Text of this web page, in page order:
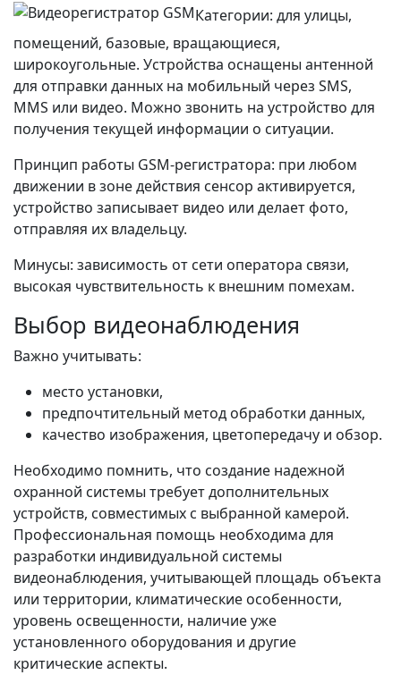
Категории: для улицы,
помещений, базовые, вращающиеся,
широкоугольные. Устройства оснащены антенной
для отправки данных на мобильный через SMS,
MMS или видео. Можно звонить на устройство для
получения текущей информации о ситуации.
Принцип работы GSM-регистратора: при любом
движении в зоне действия сенсор активируется,
устройство записывает видео или делает фото,
отправляя их владельцу.
Минусы: зависимость от сети оператора связи,
высокая чувствительность к внешним помехам.
Выбор видеонаблюдения
Важно учитывать:
место установки,
предпочтительный метод обработки данных,
качество изображения, цветопередачу и обзор.
Необходимо помнить, что создание надежной
охранной системы требует дополнительных
устройств, совместимых с выбранной камерой.
Профессиональная помощь необходима для
разработки индивидуальной системы
видеонаблюдения, учитывающей площадь объекта
или территории, климатические особенности,
уровень освещенности, наличие уже
установленного оборудования и другие
критические аспекты.